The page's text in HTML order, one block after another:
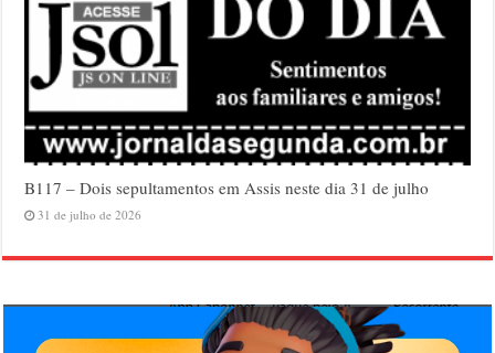
B117 – Dois sepultamentos em Assis neste dia 31 de julho
31 de julho de 2026